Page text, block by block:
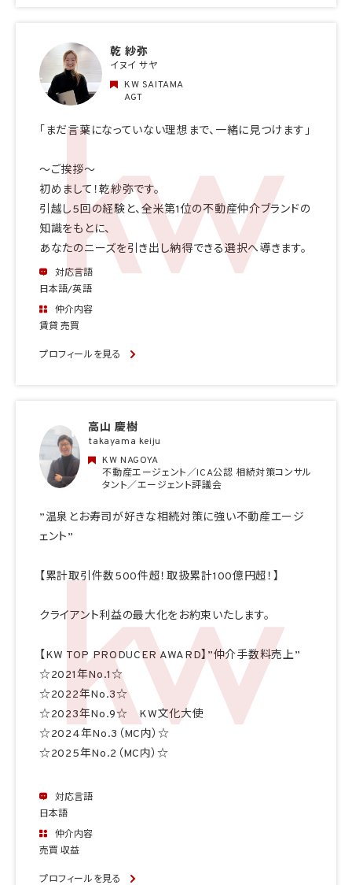
乾 紗弥
イヌイ サヤ
KW SAITAMA
AGT
「まだ言葉になっていない理想まで、一緒に見つけます」
〜ご挨拶〜
初めまして！乾紗弥です。
引越し5回の経験と、全米第1位の不動産仲介ブランドの
知識をもとに、
あなたのニーズを引き出し納得できる選択へ導きます。
対応言語
日本語/英語
仲介内容
賃貸 売買
プロフィールを見る
高山 慶樹
takayama keiju
KW NAGOYA
不動産エージェント／ICA公認 相続対策コンサル
タント／エージェント評議会
”温泉とお寿司が好きな相続対策に強い不動産エージ
ェント”
【累計取引件数500件超！取扱累計100億円超！】
クライアント利益の最大化をお約束いたします。
【KW TOP PRODUCER AWARD】”仲介手数料売上”
☆2021年No.1☆
☆2022年No.3☆
☆2023年No.9☆ KW文化大使
☆2024年No.3（MC内）☆
☆2025年No.2（MC内）☆
対応言語
日本語
仲介内容
売買 収益
プロフィールを見る